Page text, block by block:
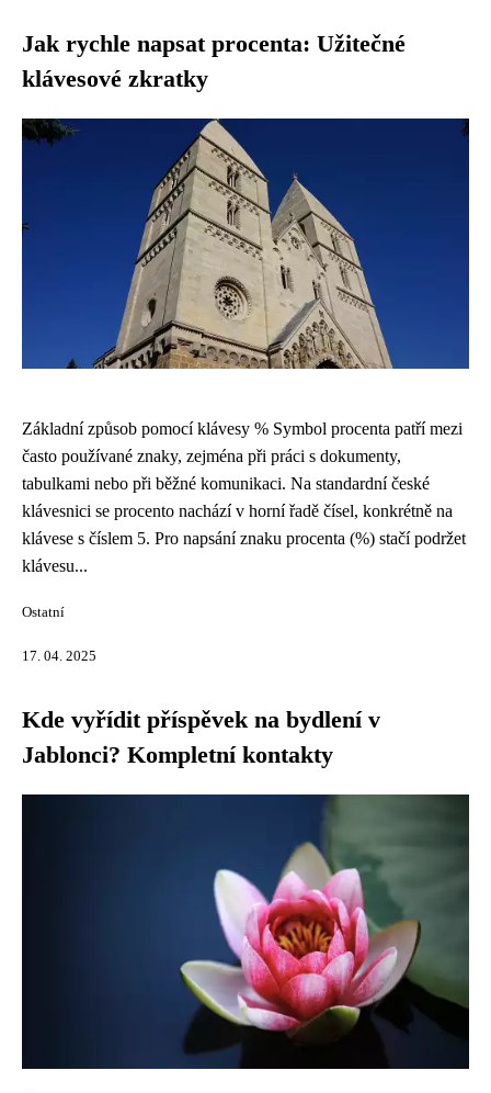
Jak rychle napsat procenta: Užitečné
klávesové zkratky
Základní způsob pomocí klávesy % Symbol procenta patří mezi
často používané znaky, zejména při práci s dokumenty,
tabulkami nebo při běžné komunikaci. Na standardní české
klávesnici se procento nachází v horní řadě čísel, konkrétně na
klávese s číslem 5. Pro napsání znaku procenta (%) stačí podržet
klávesu...
Ostatní
17. 04. 2025
Kde vyřídit příspěvek na bydlení v
Jablonci? Kompletní kontakty